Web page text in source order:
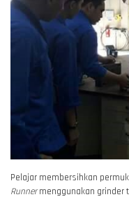
Pelajar membersihkan
Runnermenggunakan grinder